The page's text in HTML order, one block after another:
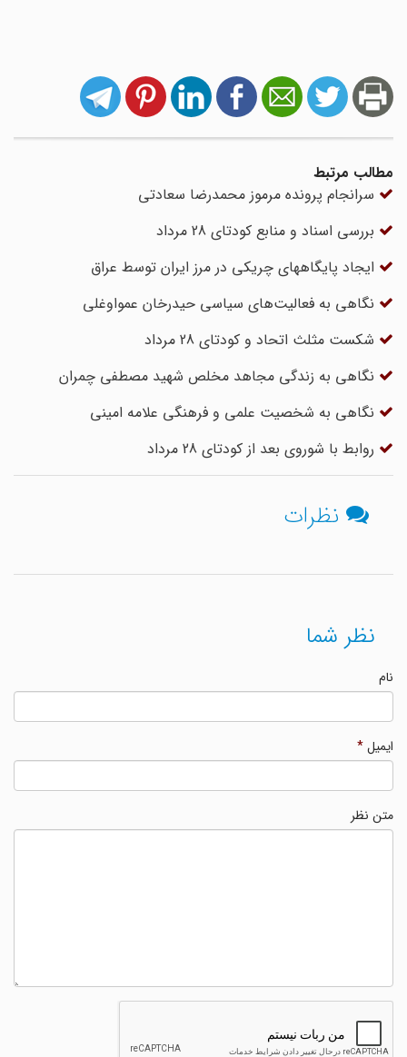
مطالب مرتبط
سرانجام پرونده مرموز محمدرضا سعادتی
بررسی اسناد و منابع کودتای 28 مرداد
ایجاد پایگاههای چریکی در مرز ایران توسط عراق
نگاهی به فعالیت‌های سیاسی حیدرخان عمواوغلی
شکست مثلث اتحاد و کودتای 28 مرداد
نگاهی به زندگی مجاهد مخلص شهید مصطفی چمران
نگاهی به شخصیت علمی و فرهنگی علامه امینی
روابط با شوروی بعد از کودتای 28 مرداد
نظرات
نظر شما
ایمیل*
متن نظر